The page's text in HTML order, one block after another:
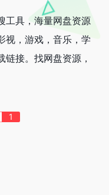
工具，海量网盘资源
视，游戏，音乐，学
接。找网盘资源，
1